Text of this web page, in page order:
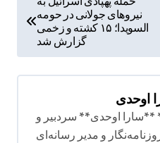
نیروهای جولانی در حومه
السویدا؛ ۱۵ کشته و زخمی
گزارش شد
اوحدی
**سارا اوحدی** سردبیر و
و مدیر رسانه‌ای